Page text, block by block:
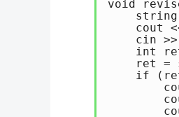
void
string
cout << "
cin >>
int
ret =
if (ret
cout <<
cout <<
cout <<